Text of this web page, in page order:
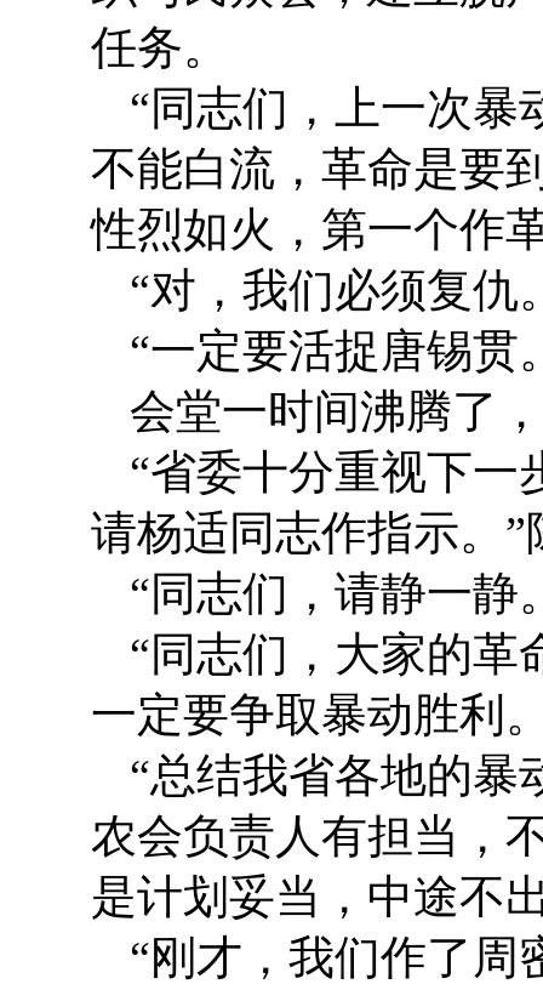
任务。
“同志们，上一次暴
不能白流，革命是要
性烈如火，第一个作
“对，我们必须复仇
“一定要活捉唐锡贯
会堂一时间沸腾了
“省委十分重视下一
请杨适同志作指示。
“同志们，请静一静
“同志们，大家的革
一定要争取暴动胜利
“总结我省各地的暴
农会负责人有担当，
是计划妥当，中途不
“刚才，我们作了周